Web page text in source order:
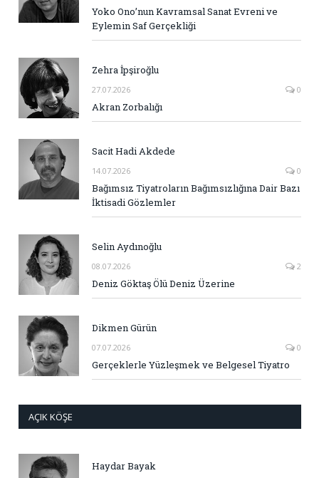
Yoko Ono’nun Kavramsal Sanat Evreni ve
Eylemin Saf Gerçekliği
Zehra İpşiroğlu
27.07.2026 0
Akran Zorbalığı
Sacit Hadi Akdede
14.07.2026 0
Bağımsız Tiyatroların Bağımsızlığına Dair Bazı
İktisadi Gözlemler
Selin Aydınoğlu
08.07.2026 2
Deniz Göktaş Ölü Deniz Üzerine
Dikmen Gürün
07.07.2026 0
Gerçeklerle Yüzleşmek ve Belgesel Tiyatro
AÇIK KÖŞE
Haydar Bayak